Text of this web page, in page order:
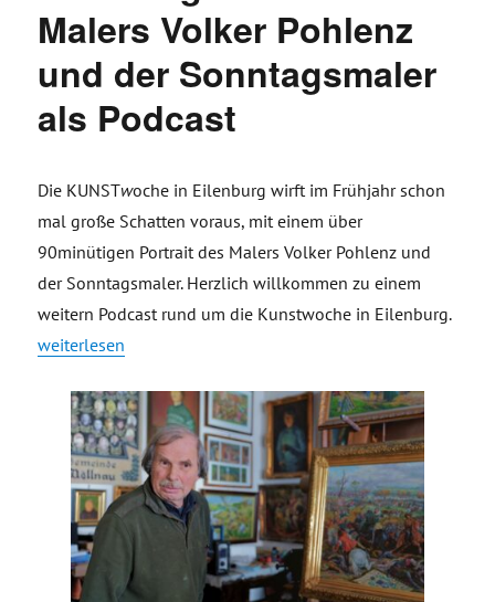
Malers Volker Pohlenz
und der Sonntagsmaler
als Podcast
Die KUNSTwoche in Eilenburg wirft im Frühjahr schon
mal große Schatten voraus, mit einem über
90minütigen Portrait des Malers Volker Pohlenz und
der Sonntagsmaler. Herzlich willkommen zu einem
weitern Podcast rund um die Kunstwoche in Eilenburg.
„KUNSTwoche 2025 in Eilenburg – Portrait des Malers
weiterlesen